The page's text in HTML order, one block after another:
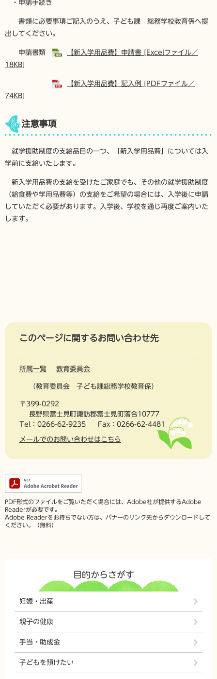
・申請手続き
書類に必要事項ご記入のうえ、子ども課 総務学校教育係へ提
出してください。
申請書類
【新入学用品費】申請書 [Excelファイル／
18KB]
【新入学用品費】記入例 [PDFファイル／
74KB]
注意事項
就学援助制度の支給品目の一つ、「新入学用品費」については入
学前に支給いたします。
新入学用品費の支給を受けたご家庭でも、その他の就学援助制度
（給食費や学用品費等）の支給をご希望の場合には、入学後に申請
していただく必要があります。入学後、学校を通じ再度ご案内いた
します。
このページに関するお問い合わせ先
所属一覧 教育委員会
教育委員会 子ども課総務学校教育係
〒399-0292
長野県富士見町諏訪郡富士見町落合10777
Tel：0266-62-9235
Fax：0266-62-4481
メールでのお問い合わせはこちら
PDF形式のファイルをご覧いただく場合には、Adobe社が提供するAdobe
Readerが必要です。
Adobe Readerをお持ちでない方は、バナーのリンク先からダウンロードして
ください。（無料）
目的からさがす
妊娠・出産
親子の健康
手当・助成金
子どもを預けたい